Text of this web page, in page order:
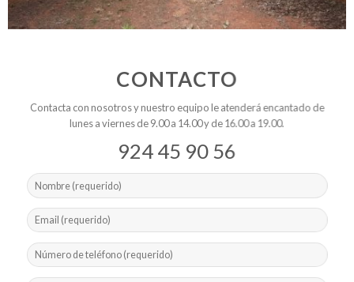
CONTACTO
Contacta con nosotros y nuestro equipo le atenderá encantado de
lunes a viernes de 9.00 a 14.00 y de 16.00 a 19.00.
924 45 90 56